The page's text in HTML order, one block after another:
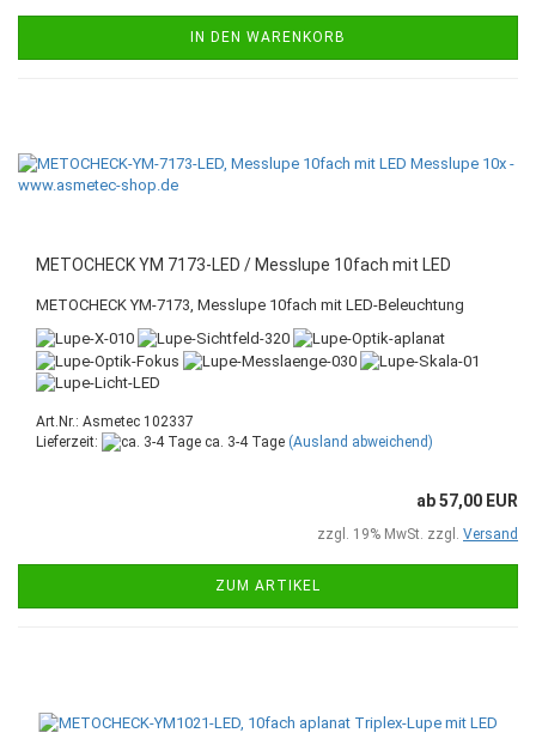
IN DEN WARENKORB
METOCHECK YM 7173-LED / Messlupe 10fach mit LED
METOCHECK YM-7173, Messlupe 10fach mit LED-Beleuchtung
Art.Nr.: Asmetec 102337
Lieferzeit:
ca. 3-4 Tage (Ausland abweichend)
ab 57,00 EUR
zzgl. 19% MwSt. zzgl. Versand
ZUM ARTIKEL